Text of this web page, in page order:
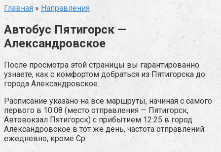
Главная » Направления
Автобус Пятигорск —
Александровское
После просмотра этой страницы вы гарантированно
узнаете, как с комфортом добраться из Пятигорска до
города Александровское.
Расписание указано на все маршруты, начиная с самого
первого в 10:08 (место отправления — Пятигорск,
Автовокзал Пятигорск) с прибытием 12:25 в город
Александровское в тот же день, частота отправлений:
ежедневно, кроме Ср.